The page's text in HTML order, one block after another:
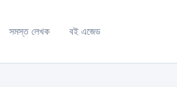
সমস্ত লেখক বই এজেড